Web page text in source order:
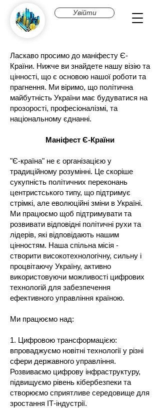
Увійти
Ласкаво просимо до маніфесту Є-
Країни. Нижче ви знайдете нашу візію та
цінності, що є основою нашої роботи та
прагнення. Ми віримо, що політична
майбутність України має будуватися на
прозорості, професіоналізмі, та
національному єднанні.
Маніфест Є-Країни
"Є-країна" не є організацією у
традиційному розумінні. Це скоріше
сукупність політичних переконань
центристського типу, що підтримує
стрімкі, але еволюційні зміни в Україні.
Ми працюємо щоб підтримувати та
розвивати відповідні політичні рухи та
лідерів, які відповідають нашим
цінностям. Наша спільна місія -
створити високотехнологічну, сильну і
процвітаючу Україну, активно
використовуючи можливості цифрових
технологій для забезпечення
ефективного управління країною.
Ми працюємо над:
1. Цифровою трансформацією:
впроваджуємо новітні технології у різні
сфери державного управління.
Розвиваємо цифрову інфраструктуру,
підвищуємо рівень кібербезпеки та
створюємо сприятливе середовище для
зростання ІТ-індустрії.